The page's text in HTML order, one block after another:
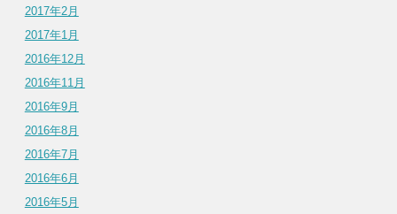
2017年2月
2017年1月
2016年12月
2016年11月
2016年9月
2016年8月
2016年7月
2016年6月
2016年5月